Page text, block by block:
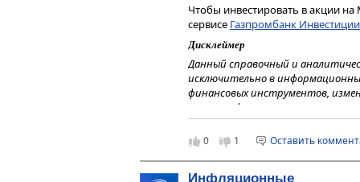
Чтобы инвестировать в акции
сервисе Газпромбанк Инвестиции
Дисклеймер
Данный справочный и
исключительно в
финансовых инструментов,
мнения, сформированного в
являются и не могут
получения дохода от
инструменты. Не является
индивидуальной
0 1 Оставить
Инфляционные